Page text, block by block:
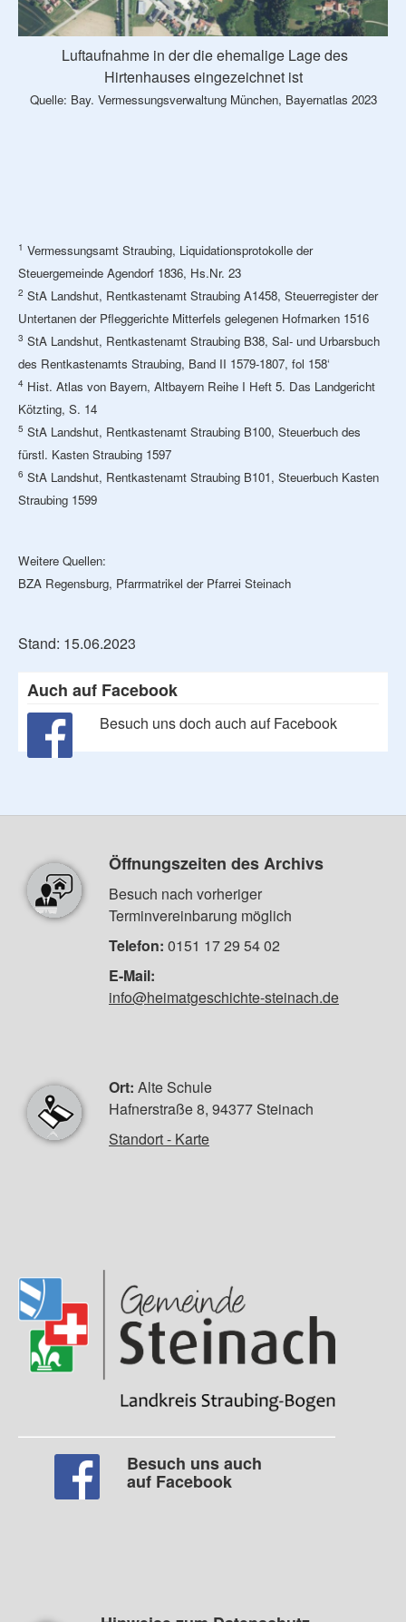
Luftaufnahme in der die ehemalige Lage des
Hirtenhauses eingezeichnet ist
Quelle: Bay. Vermessungsverwaltung München, Bayernatlas 2023
1 Vermessungsamt Straubing, Liquidationsprotokolle der
Steuergemeinde Agendorf 1836, Hs.Nr. 23
2 StA Landshut, Rentkastenamt Straubing A1458, Steuerregister der
Untertanen der Pfleggerichte Mitterfels gelegenen Hofmarken 1516
3 StA Landshut, Rentkastenamt Straubing B38, Sal- und Urbarsbuch
des Rentkastenamts Straubing, Band II 1579-1807, fol 158‘
4 Hist. Atlas von Bayern, Altbayern Reihe I Heft 5. Das Landgericht
Kötzting, S. 14
5 StA Landshut, Rentkastenamt Straubing B100, Steuerbuch des
fürstl. Kasten Straubing 1597
6 StA Landshut, Rentkastenamt Straubing B101, Steuerbuch Kasten
Straubing 1599
Weitere Quellen:
BZA Regensburg, Pfarrmatrikel der Pfarrei Steinach
Stand: 15.06.2023
Auch auf Facebook
Besuch uns doch auch auf Facebook
Öffnungszeiten des Archivs
Besuch nach vorheriger
Terminvereinbarung möglich
Telefon: 0151 17 29 54 02
E-Mail:
info@heimatgeschichte-steinach.de
Ort: Alte Schule
Hafnerstraße 8, 94377 Steinach
Standort - Karte
Besuch uns auch
auf Facebook